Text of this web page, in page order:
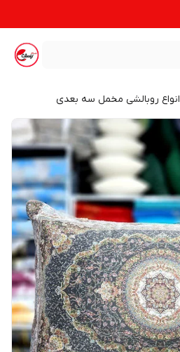
انواع روبالشی مخمل سه بعدی